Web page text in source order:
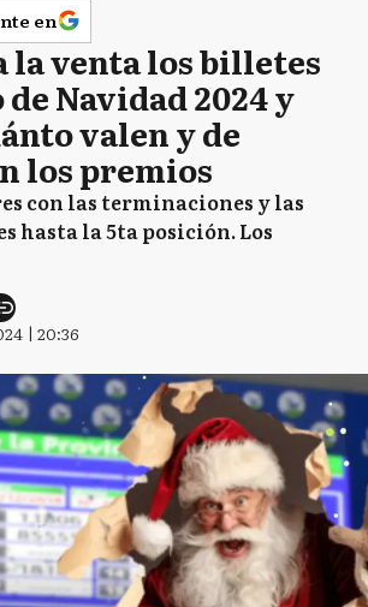
en
la venta los billetes
Navidad 2024 y
valen y de
los premios
con las terminaciones y las
hasta la 5ta posición. Los
| 20:36